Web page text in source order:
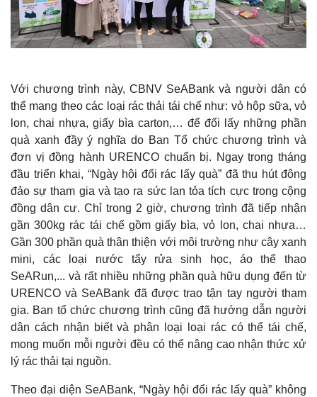
Thế giới
Quan sát
Cuộc sống đó đây
Hồ sơ
Multimedia
Video
Ảnh
E-Magazine
Infographic
Với chương trình này, CBNV SeABank và người dân có
thể mang theo các loại rác thải tái chế như: vỏ hộp sữa, vỏ
lon, chai nhựa, giấy bìa carton,… để đổi lấy những phần
quà xanh đầy ý nghĩa do Ban Tổ chức chương trình và
đơn vị đồng hành URENCO chuẩn bị. Ngay trong tháng
đầu triển khai, “Ngày hội đổi rác lấy quà” đã thu hút đông
đảo sự tham gia và tạo ra sức lan tỏa tích cực trong cộng
đồng dân cư. Chỉ trong 2 giờ, chương trình đã tiếp nhận
gần 300kg rác tái chế gồm giấy bìa, vỏ lon, chai nhựa…
Gần 300 phần quà thân thiện với môi trường như cây xanh
mini, các loại nước tẩy rửa sinh học, áo thể thao
SeARun,... và rất nhiều những phần quà hữu dụng đến từ
URENCO và SeABank đã được trao tận tay người tham
gia. Ban tổ chức chương trình cũng đã hướng dẫn người
dân cách nhận biết và phân loại loại rác có thể tái chế,
mong muốn mỗi người đều có thể nâng cao nhận thức xử
lý rác thải tại nguồn.
Theo đại diện SeABank, “Ngày hội đổi rác lấy quà” không